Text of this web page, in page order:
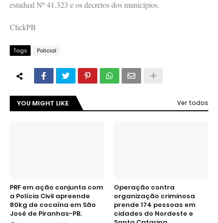
estadual Nº 41.323 e os decretos dos municípios.
ClickPB
Tags Policial
YOU MIGHT LIKE Ver todos
PRF em ação conjunta com
a Polícia Civil apreende
80kg de cocaína em São
José de Piranhas-PB.
Operação contra
organização criminosa
prende 174 pessoas em
cidades do Nordeste e